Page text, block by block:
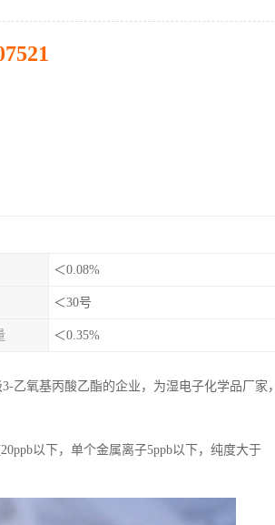
＜0.08%
＜30号
＜0.35%
乙氧基丙酸乙酯的企业，为湿电子化学品厂家，
以下，单个金属离子5ppb以下，纯度大于